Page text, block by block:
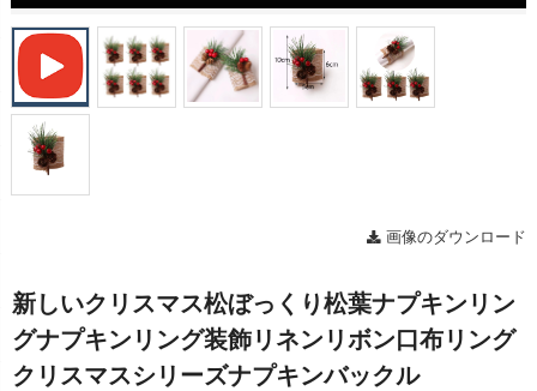
画像のダウンロード
新しいクリスマス松ぼっくり松葉ナプキンリン
グナプキンリング装飾リネンリボン口布リング
クリスマスシリーズナプキンバックル